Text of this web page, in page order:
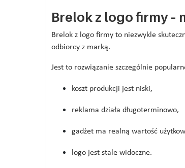
Brelok z logo firmy –
Brelok z logo firmy to niezwykle
odbiorcy z marką.
Jest to rozwiązanie szczególnie
koszt produkcji jest niski,
reklama działa długoterminowo,
gadżet ma realną wartość
logo jest stale widoczne.